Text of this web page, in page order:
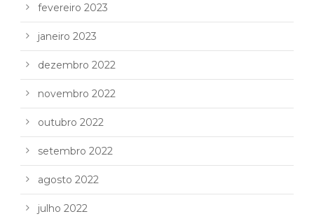
fevereiro 2023
janeiro 2023
dezembro 2022
novembro 2022
outubro 2022
setembro 2022
agosto 2022
julho 2022